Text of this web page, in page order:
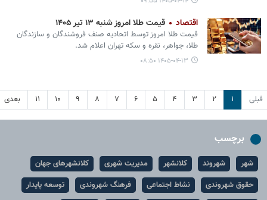
اقتصاد قیمت طلا امروز شنبه ۱۳ تیر ۱۴۰۵
قیمت طلا امروز توسط اتحادیه صنف فروشندگان و سازندگان
طلا، جواهر، نقره و سکه تهران اعلام شد.
۱۴۰۵-۰۴-۱۳ ۰۸:۵۰
قبلی ۱ ۲ ۳ ۴ ۵ ۶ ۷ ۸ ۹ ۱۰ ۱۱ بعدی
برچسب
شهر شهروند کلانشهر مدیریت شهری
کلانشهرهای جهان
حقوق شهروندی
نشاط اجتماعی فرهنگ شهروندی توسعه پایدار